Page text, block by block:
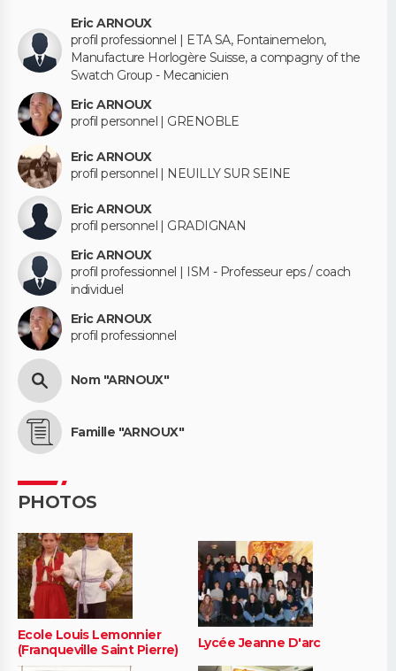
Eric ARNOUX
profil professionnel | ETA SA, Fontainemelon,
Manufacture Horlogère Suisse, a compagny of the
Swatch Group - Mecanicien
Eric ARNOUX
profil personnel | GRENOBLE
Eric ARNOUX
profil personnel | NEUILLY SUR SEINE
Eric ARNOUX
profil personnel | GRADIGNAN
Eric ARNOUX
profil professionnel | ISM - Professeur eps / coach
individuel
Eric ARNOUX
profil professionnel
Nom "ARNOUX"
Famille "ARNOUX"
PHOTOS
Ecole Louis Lemonnier
(Franqueville Saint Pierre)
Lycée Jeanne D'arc